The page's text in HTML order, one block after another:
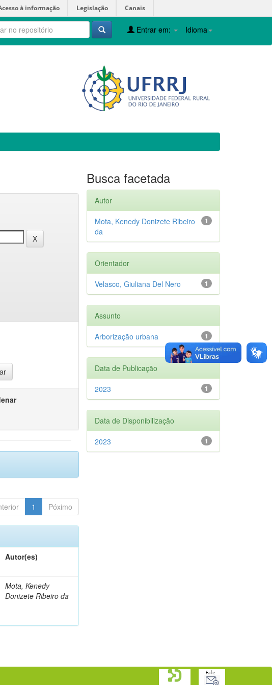
à informação Legislação Canais
Idioma
Entrar em:
1 Póximo
Autor(es)
Mota, Kenedy
Donizete Ribeiro da
Busca facetada
Autor
1
Mota, Kenedy Donizete Ribeiro
da
Orientador
1
Velasco, Giuliana Del Nero
Assunto
1
Arborização urbana
Data de Publicação
1
2023
Data de Disponibilização
1
2023